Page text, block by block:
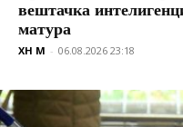
вештачка
матура
XH M - 06.08.2026 23:18